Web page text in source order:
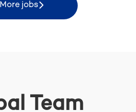
More jobs
Team